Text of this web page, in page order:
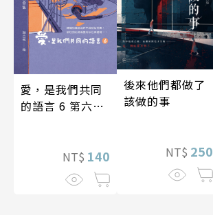
愛，是我們共同
的語言 6 第六屆
NT$ 140
後來他們都做了
該做的事
NT$ 250